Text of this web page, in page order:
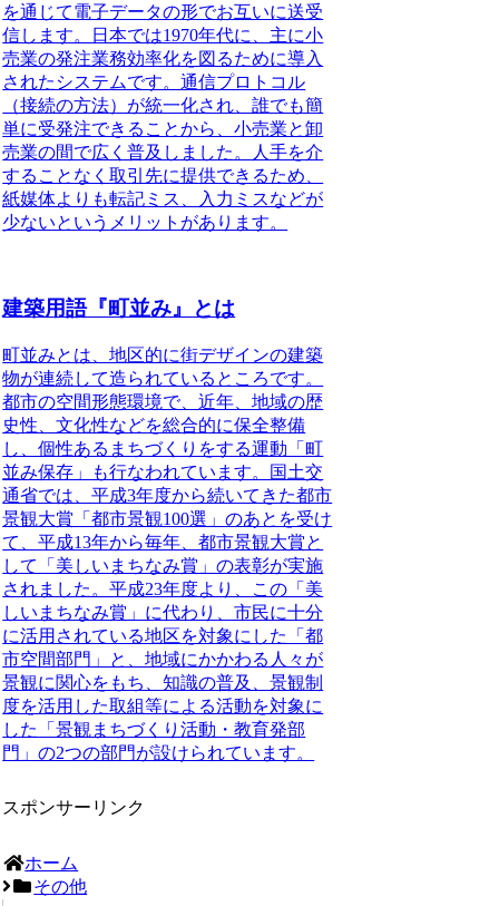
を通じて電子データの形でお互いに送受
信します。日本では1970年代に、主に小
売業の発注業務効率化を図るために導入
されたシステムです。通信プロトコル
（接続の方法）が統一化され、誰でも簡
単に受発注できることから、小売業と卸
売業の間で広く普及しました。人手を介
することなく取引先に提供できるため、
紙媒体よりも転記ミス、入力ミスなどが
少ないというメリットがあります。
建築用語『町並み』とは
町並みとは、地区的に街デザインの建築
物が連続して造られているところです。
都市の空間形態環境で、近年、地域の歴
史性、文化性などを総合的に保全整備
し、個性あるまちづくりをする運動「町
並み保存」も行なわれています。国土交
通省では、平成3年度から続いてきた都市
景観大賞「都市景観100選」のあとを受け
て、平成13年から毎年、都市景観大賞と
して「美しいまちなみ賞」の表彰が実施
されました。平成23年度より、この「美
しいまちなみ賞」に代わり、市民に十分
に活用されている地区を対象にした「都
市空間部門」と、地域にかかわる人々が
景観に関心をもち、知識の普及、景観制
度を活用した取組等による活動を対象に
した「景観まちづくり活動・教育発部
門」の2つの部門が設けられています。
スポンサーリンク
ホーム
その他